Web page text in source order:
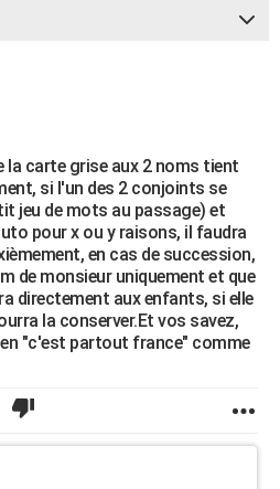
la carte grise aux 2 noms tient
si l'un des 2 conjoints se
jeu de mots au passage) et
pour x ou y raisons, il faudra
en cas de succession,
de monsieur uniquement et que
directement aux enfants, si elle
la conserver.Et vos savez,
"c'est partout france" comme